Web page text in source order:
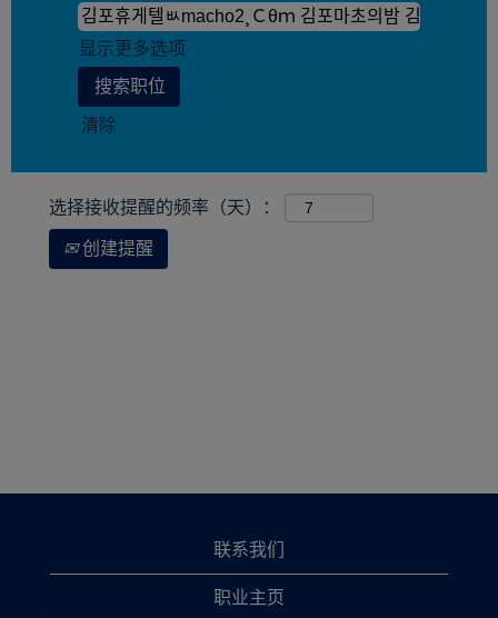
显示更多选项
清除
选择接收提醒的频率（天）：
创建提醒
联系我们
职业主页